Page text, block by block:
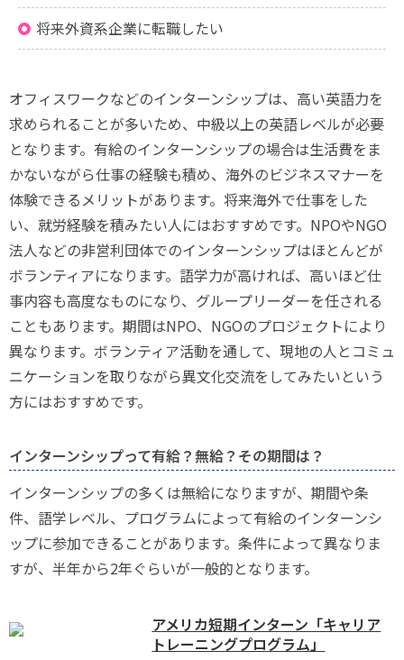
将来外資系企業に転職したい
オフィスワークなどのインターンシップは、高い英語力を
求められることが多いため、中級以上の英語レベルが必要
となります。有給のインターンシップの場合は生活費をま
かないながら仕事の経験も積め、海外のビジネスマナーを
体験できるメリットがあります。将来海外で仕事をした
い、就労経験を積みたい人にはおすすめです。NPOやNGO
法人などの非営利団体でのインターンシップはほとんどが
ボランティアになります。語学力が高ければ、高いほど仕
事内容も高度なものになり、グループリーダーを任される
こともあります。期間はNPO、NGOのプロジェクトにより
異なります。ボランティア活動を通して、現地の人とコミュ
ニケーションを取りながら異文化交流をしてみたいという
方にはおすすめです。
インターンシップって有給？無給？その期間は？
インターンシップの多くは無給になりますが、期間や条
件、語学レベル、プログラムによって有給のインターンシ
ップに参加できることがあります。条件によって異なりま
すが、半年から2年ぐらいが一般的となります。
アメリカ短期インターン「キャリア
トレーニングプログラム」